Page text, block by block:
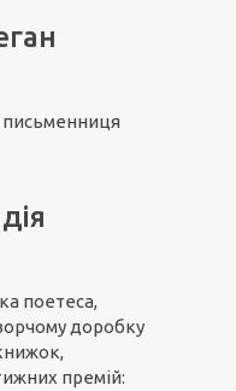
поетеса,
доробку
премій: